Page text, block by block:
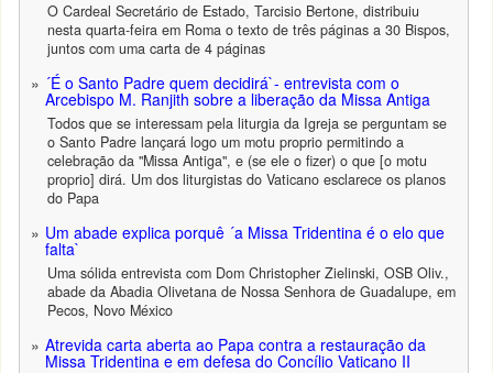
O Cardeal Secretário de Estado, Tarcisio Bertone, distribuiu
nesta quarta-feira em Roma o texto de três páginas a 30 Bispos,
juntos com uma carta de 4 páginas
´É o Santo Padre quem decidirá`- entrevista com o
Arcebispo M. Ranjith sobre a liberação da Missa Antiga
Todos que se interessam pela liturgia da Igreja se perguntam se
o Santo Padre lançará logo um motu proprio permitindo a
celebração da "Missa Antiga", e (se ele o fizer) o que [o motu
proprio] dirá. Um dos liturgistas do Vaticano esclarece os planos
do Papa
Um abade explica porquê ´a Missa Tridentina é o elo que
falta`
Uma sólida entrevista com Dom Christopher Zielinski, OSB Oliv.,
abade da Abadia Olivetana de Nossa Senhora de Guadalupe, em
Pecos, Novo México
Atrevida carta aberta ao Papa contra a restauração da
Missa Tridentina e em defesa do Concílio Vaticano II